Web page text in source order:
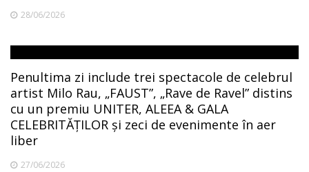
28/06/2026
Penultima zi include trei spectacole de celebrul
artist Milo Rau, „FAUST”, „Rave de Ravel” distins
cu un premiu UNITER, ALEEA & GALA
CELEBRITĂȚILOR și zeci de evenimente în aer
liber
27/06/2026